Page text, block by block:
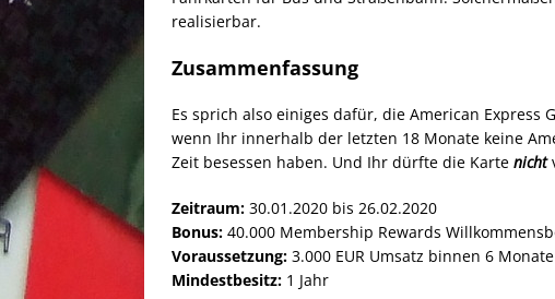
realisierbar.
Zusammenfassung
Es sprich also einiges dafür, die American Express
wenn Ihr innerhalb der letzten 18 Monate keine
Zeit besessen haben. Und Ihr dürfte die Karte nicht
Zeitraum: 30.01.2020 bis 26.02.2020
Bonus: 40.000 Membership Rewards
Voraussetzung: 3.000 EUR Umsatz binnen 6
Mindestbesitz: 1 Jahr